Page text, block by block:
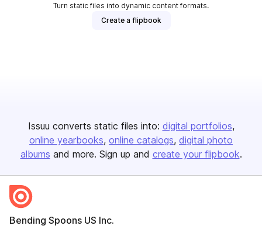
Turn static files into dynamic content formats.
Create a flipbook
Issuu converts static files into: digital portfolios
online yearbooks online catalogs digital photo
albums and more. Sign up and create your flipbook.
Bending Spoons US Inc.